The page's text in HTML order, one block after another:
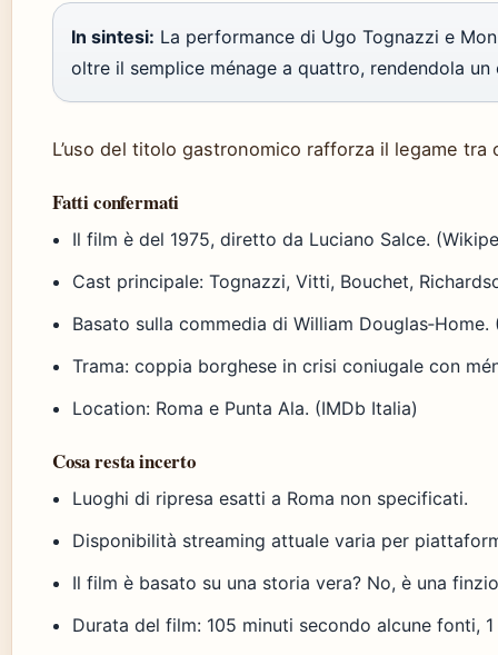
In sintesi: La performance di Ugo Tognazzi e
oltre il semplice ménage a quattro, rendendola un
L’uso del titolo gastronomico rafforza il legame tra
Fatti confermati
Il film è del 1975, diretto da Luciano Salce.
Cast principale: Tognazzi, Vitti, Bouchet,
Basato sulla commedia di William Douglas‑Home.
Trama: coppia borghese in crisi coniugale con
Location: Roma e Punta Ala. (IMDb Italia)
Cosa resta incerto
Luoghi di ripresa esatti a Roma non specificati.
Disponibilità streaming attuale varia per
Il film è basato su una storia vera? No, è una
Durata del film: 105 minuti secondo alcune fonti,